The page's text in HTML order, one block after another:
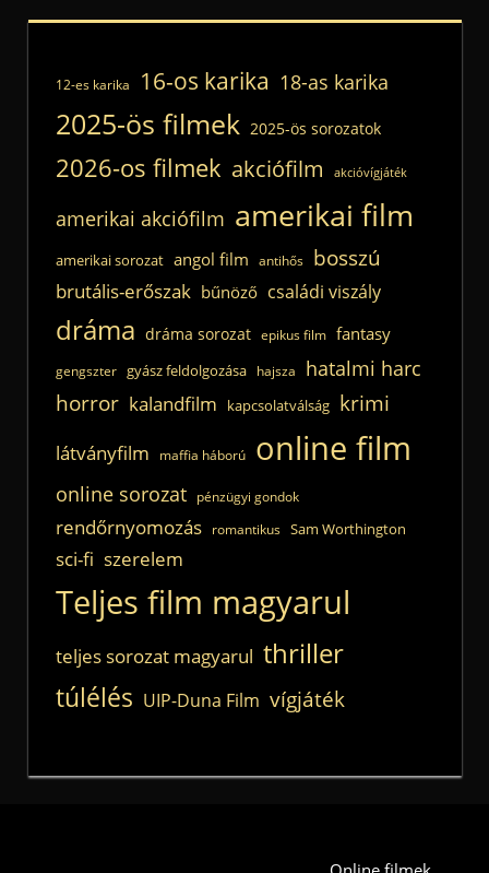
12-es karika 16-os karika 18-as karika
2025-ös filmek 2025-ös sorozatok
2026-os filmek akciófilm akcióvígjáték
amerikai akciófilm amerikai film
amerikai sorozat angol film antihős bosszú
brutális-erőszak bűnöző családi viszály
dráma dráma sorozat epikus film fantasy
gengszter gyász feldolgozása hajsza hatalmi harc
horror kalandfilm kapcsolatválság krimi
látványfilm maffia háború online film
online sorozat pénzügyi gondok
rendőrnyomozás romantikus Sam Worthington
sci-fi szerelem
Teljes film magyarul
teljes sorozat magyarul thriller
túlélés UIP-Duna Film vígjáték